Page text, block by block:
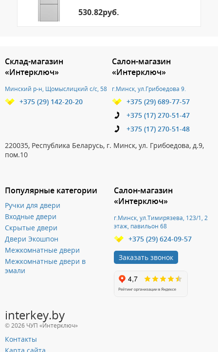
530.82руб.
Популярные категории
Ручки для двери
Входные двери
Скрытые двери
Двери Экошпон
Межкомнатные двери
Межкомнатные двери в
эмали
Склад-магазин
«Интерключ»
Минский р-н, Щомыслицкий с/с, 58
+375 (29) 142-20-20
Салон-магазин
«Интерключ»
г.Минск, ул.Грибоедова 9.
+375 (29) 689-77-57
+375 (17) 270-51-47
+375 (17) 270-51-48
220035, Республика Беларусь, г. Минск, ул. Грибоедова, д.9,
пом.10
Салон-магазин
«Интерключ»
г.Минск, ул.Тимирязева, 123/1, 2
этаж, павильон 68
+375 (29) 624-09-57
Заказать звонок
interkey.by
© 2026 ЧУП «Интерключ»
Контакты